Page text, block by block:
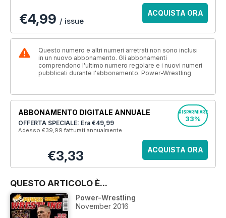
€4,99 / issue
ACQUISTA ORA
Questo numero e altri numeri arretrati non sono inclusi
in un nuovo abbonamento. Gli abbonamenti
comprendono l'ultimo numero regolare e i nuovi numeri
pubblicati durante l'abbonamento. Power-Wrestling
ABBONAMENTO DIGITALE ANNUALE
OFFERTA SPECIALE: Era €49,99
Adesso €39,99fatturati annualmente
RISPARMIARE
33%
€3,33 ACQUISTA ORA
QUESTO ARTICOLO È...
Power-Wrestling
November 2016